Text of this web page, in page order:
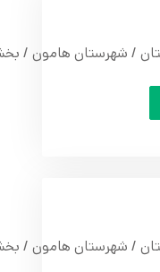
/ شهرستان هامون /
/ شهرستان هامون /